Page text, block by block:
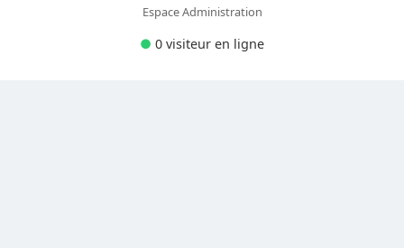
Espace Administration
● 0 visiteur en ligne